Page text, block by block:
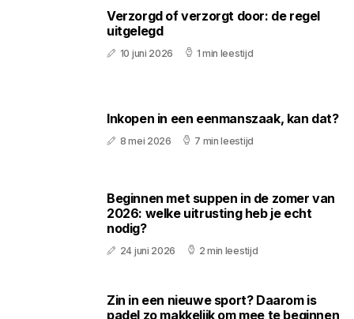
Verzorgd of verzorgt door: de regel
uitgelegd
10 juni 2026 1 min leestijd
Inkopen in een eenmanszaak, kan dat?
8 mei 2026 7 min leestijd
Beginnen met suppen in de zomer van
2026: welke uitrusting heb je echt
nodig?
24 juni 2026 2 min leestijd
Zin in een nieuwe sport? Daarom is
padel zo makkelijk om mee te beginnen